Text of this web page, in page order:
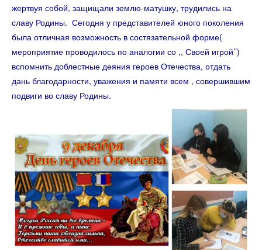
жертвуя собой, защищали землю-матушку, трудились на
славу Родины. Сегодня у представителей юного поколения
была отличная возможность в состязательной форме(
мероприятие проводилось по аналогии со ,, Своей игрой’’)
вспомнить доблестные деяния героев Отечества, отдать
дань благодарности, уважения и памяти всем , совершившим
подвиги во славу Родины.